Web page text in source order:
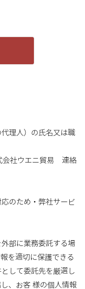
理人）の氏名又は職
社ウエニ貿易 連絡
のため・弊社サービ
部に業務委託する場
を適切に保護できる
して委託先を厳選し
、お客 様の個人情報